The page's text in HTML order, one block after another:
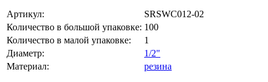
Артикул:
SRSWC012-02
Количество в большой упаковке: 100
Количество в малой упаковке:
1
Диаметр:
1/2"
Материал:
резина